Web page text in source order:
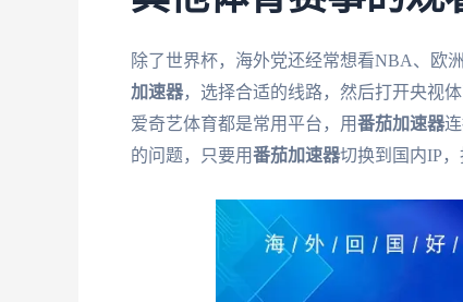
除了世界杯，海外党还经常想看NBA、欧
加速器，选择合适的线路，然后打开央视
爱奇艺体育都是常用平台，用番茄加速器
的问题，只要用番茄加速器切换到国内IP